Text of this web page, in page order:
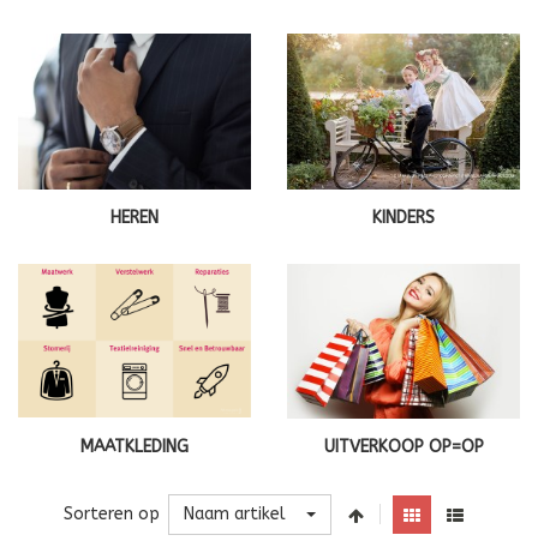
HEREN KINDERS
MAATKLEDING UITVERKOOP OP=OP
Sorteren op Naam artikel